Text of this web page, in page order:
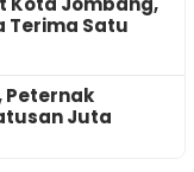
Terima Satu
Peternak
Juta